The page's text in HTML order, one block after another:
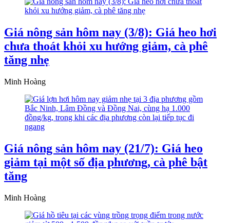
Giá nông sản hôm nay (3/8): Giá heo hơi
chưa thoát khỏi xu hướng giảm, cà phê
tăng nhẹ
Minh Hoàng
Giá nông sản hôm nay (21/7): Giá heo
giảm tại một số địa phương, cà phê bật
tăng
Minh Hoàng